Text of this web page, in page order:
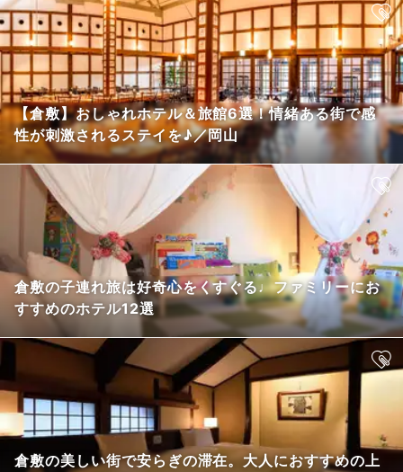
【倉敷】おしゃれホテル＆旅館6選！情緒ある街で感
性が刺激されるステイを♪／岡山
倉敷の子連れ旅は好奇心をくすぐる♩ファミリーにお
すすめのホテル12選
倉敷の美しい街で安らぎの滞在。大人におすすめの上